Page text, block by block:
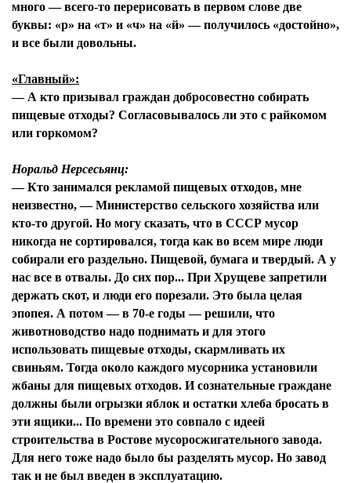
много — всего-то перерисовать в первом слове две
буквы: «р» на «т» и «ч» на «й» — получилось «достойно»,
и все были довольны.
«Главный»:
— А кто призывал граждан добросовестно собирать
пищевые отходы? Согласовывалось ли это с райкомом
или горкомом?
Норальд Нерсесьянц:
— Кто занимался рекламой пищевых отходов, мне
неизвестно, — Министерство сельского хозяйства или
кто-то другой. Но могу сказать, что в СССР мусор
никогда не сортировался, тогда как во всем мире люди
собирали его раздельно. Пищевой, бумага и твердый. А у
нас все в отвалы. До сих пор... При Хрущеве запретили
держать скот, и люди его порезали. Это была целая
эпопея. А потом — в 70-е годы — решили, что
животноводство надо поднимать и для этого
использовать пищевые отходы, скармливать их
свиньям. Тогда около каждого мусорника установили
жбаны для пищевых отходов. И сознательные граждане
должны были огрызки яблок и остатки хлеба бросать в
эти ящики... По времени это совпало с идеей
строительства в Ростове мусоросжигательного завода.
Для него тоже надо было бы разделять мусор. Но завод
так и не был введен в эксплуатацию.
Я согласен сполитикой конфиденциальности и
защиты информации*
Я согласен с
защиты информации*